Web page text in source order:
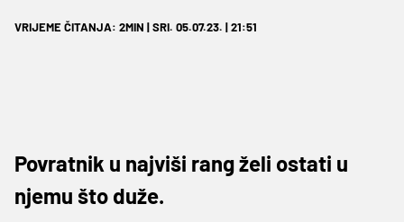
VRIJEME ČITANJA: 2MIN | SRI. 05.07.23. | 21:51
Povratnik u najviši rang želi ostati u
njemu što duže.